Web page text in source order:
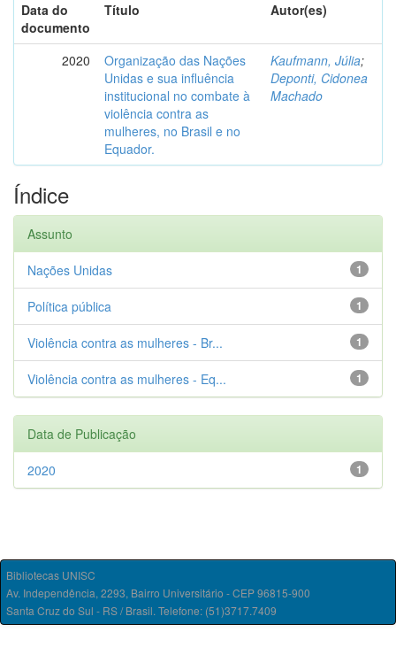
Data do
documento
Título Autor(es)
2020
Organização das Nações
Unidas e sua influência
institucional no combate à
violência contra as
mulheres, no Brasil e no
Equador.
Kaufmann, Júlia;
Deponti, Cidonea
Machado
Índice
Assunto
1
Nações Unidas
1
Política pública
1
Violência contra as mulheres - Br...
1
Violência contra as mulheres - Eq...
Data de Publicação
1
2020
Bibliotecas UNISC
Av. Independência, 2293, Bairro Universitário - CEP 96815-900
Santa Cruz do Sul - RS / Brasil. Telefone: (51)3717.7409